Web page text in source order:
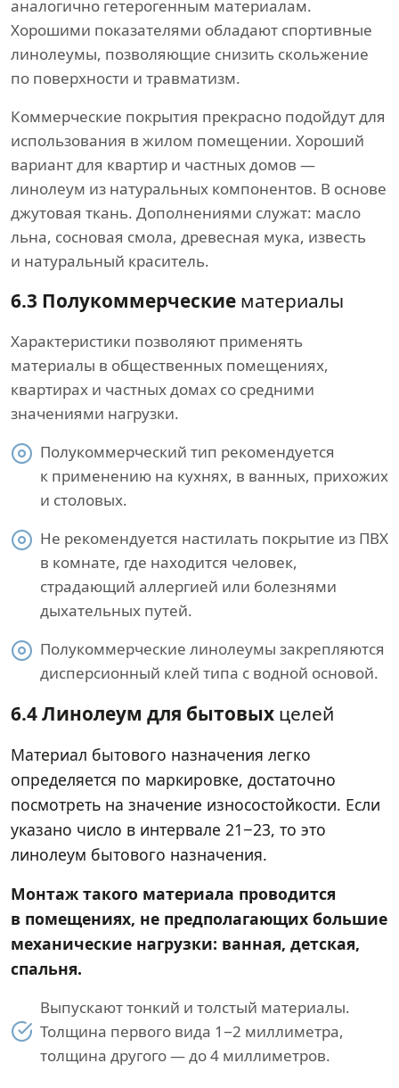
аналогично гетерогенным материалам.
Хорошими показателями обладают спортивные
линолеумы, позволяющие снизить скольжение
по поверхности и травматизм.
Коммерческие покрытия прекрасно подойдут для
использования в жилом помещении. Хороший
вариант для квартир и частных домов —
линолеум из натуральных компонентов. В основе
джутовая ткань. Дополнениями служат: масло
льна, сосновая смола, древесная мука, известь
и натуральный краситель.
6.3 Полукоммерческие материалы
Характеристики позволяют применять
материалы в общественных помещениях,
квартирах и частных домах со средними
значениями нагрузки.
Полукоммерческий тип рекомендуется
к применению на кухнях, в ванных, прихожих
и столовых.
Не рекомендуется настилать покрытие из ПВХ
в комнате, где находится человек,
страдающий аллергией или болезнями
дыхательных путей.
Полукоммерческие линолеумы закрепляются
дисперсионный клей типа с водной основой.
6.4 Линолеум для бытовых целей
Материал бытового назначения легко
определяется по маркировке, достаточно
посмотреть на значение износостойкости. Если
указано число в интервале 21−23, то это
линолеум бытового назначения.
Монтаж такого материала проводится
в помещениях, не предполагающих большие
механические нагрузки: ванная, детская,
спальня.
Выпускают тонкий и толстый материалы.
Толщина первого вида 1−2 миллиметра,
толщина другого — до 4 миллиметров.